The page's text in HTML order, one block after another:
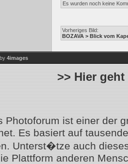
Es wurden noch keine
Vorheriges Bild:
BOZAVA > Blick vom
4images
>> Hier
Photoforum ist einer der
Es basiert auf
Unterst�tze auch
Plattform anderen